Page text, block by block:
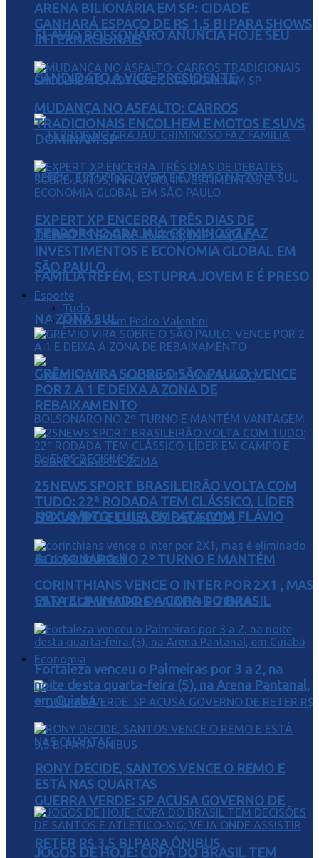
FLÁVIO BOLSONARO ANUNCIA HOJE SEU
CANDIDATO A VICE-PRESIDENTE
TERROR NO GRAJAÚ: CRIMINOSO FAZ
FAMÍLIA REFÉM, ESTUPRA JOVEM E É PRESO
NA ZONA SUL
NEXUS/BTG: LULA EMPATA COM FLÁVIO
BOLSONARO NO 2º TURNO E MANTÉM
VANTAGEM SOBRE CAIADO E ZEMA
Economia
GUERRA VERDE: SP ACUSA GOVERNO DE
RETER R$ 3,5 BI PARA ÔNIBUS
ARENA BILIONÁRIA EM SP: CIDADE
GANHARÁ ESPAÇO DE R$ 1,5 BI PARA SHOWS
INTERNACIONAIS
MUDANÇA NO ASFALTO: CARROS
TRADICIONAIS ENCOLHEM E MOTOS E SUVS
DOMINAM SP
EXPERT XP ENCERRA TRÊS DIAS DE
DEBATES SOBRE JUROS, INFLAÇÃO,
INVESTIMENTOS E ECONOMIA GLOBAL EM
SÃO PAULO
Esporte
Tudo
Futebol com Pedro Valentini
GRÊMIO VIRA SOBRE O SÃO PAULO, VENCE
POR 2 A 1 E DEIXA A ZONA DE
REBAIXAMENTO
25NEWS SPORT BRASILEIRÃO VOLTA COM
TUDO: 22ª RODADA TEM CLÁSSICO, LÍDER
EM CAMPO E DUELOS DECISIVOS
CORINTHIANS VENCE O INTER POR 2X1 , MAS
ESTA ELIMINADO DA COPA DO BRASIL
Fortaleza venceu o Palmeiras por 3 a 2, na
noite desta quarta-feira (5), na Arena Pantanal,
em Cuiabá
RONY DECIDE, SANTOS VENCE O REMO E
ESTÁ NAS QUARTAS
JOGOS DE HOJE: COPA DO BRASIL TEM